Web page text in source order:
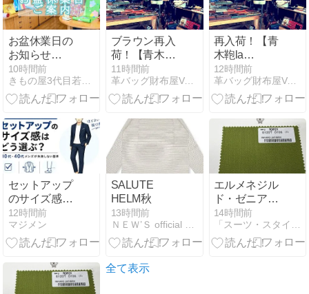
ィーク調&パ
ラフィン仕上
げ牛革・ツー
トーンカラー
レザー二つ折
り財布/札入れ
お盆休業日の
お知らせ
（Instagram共
有)
10時間前
きもの屋3代目若だんなの徒然日記
ブラウン再入
荷！【青木鞄
LUGARD（ラ
ガード）G3】
牛革シャドー
ク仕上げレザ
ーラウンドフ
ァスナー長財
布（5210）
11時間前
革バッグ財布屋Vertigoヴァーティゴのブログ
再入荷！【青
木鞄la
GALLERIA（ラ・
ガレリア）
Arrosto/アロー
ム鞣しアンテ
ィーク調＆パ
ラフィン仕上
げ牛革ツート
ーンカラーレ
ザー縦型二つ
折り財布
※BOX型小銭
12時間前
革バッグ財布屋Vertigoヴァーティゴのブログ
セットアップ
のサイズ感は
どう選ぶ？30
代・40代メン
ズが失敗しな
12時間前
マジメン
SALUTE
HELM秋
13時間前
ＮＥＷ’Ｓ official blog
エルメネジル
ド・ゼニアの
モヘア生地が
レディースみ
たいでオシャ
14時間前
「スーツ・スタイリスト」のblog
全て表示